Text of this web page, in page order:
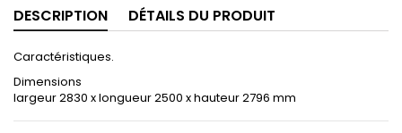
DESCRIPTION DÉTAILS DU PRODUIT
Caractéristiques.
Dimensions
largeur 2830 x longueur 2500 x hauteur 2796 mm